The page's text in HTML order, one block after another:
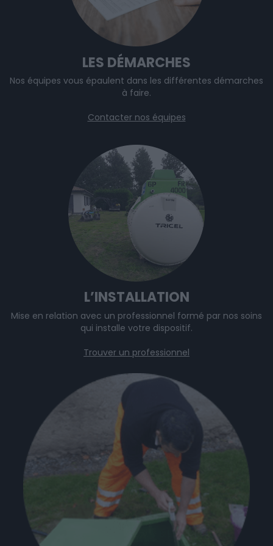
LES DÉMARCHES
Nos équipes vous épaulent dans les différentes démarches
à faire.
Contacter nos équipes
L’INSTALLATION
Mise en relation avec un professionnel formé par nos soins
qui installe votre dispositif.
Trouver un professionnel